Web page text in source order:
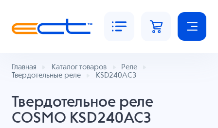
Главная Каталог товаров
Реле
Твердотельные реле
KSD240AC3
Твердотельное реле
COSMO KSD240AC3